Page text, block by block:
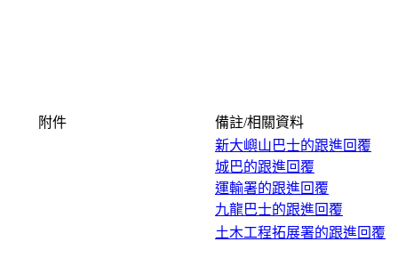
附件
備註/相關資料
新大嶼山巴士的跟進回覆
城巴的跟進回覆
運輸署的跟進回覆
九龍巴士的跟進回覆
土木工程拓展署的跟進回覆